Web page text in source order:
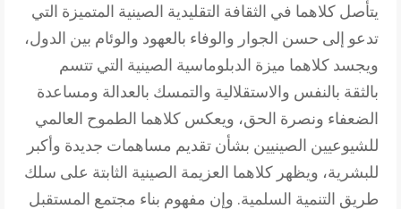
يتأصل كلاهما في الثقافة التقليدية الصينية المتميزة التي
تدعو إلى حسن الجوار والوفاء بالعهود والوئام بين الدول،
ويجسد كلاهما ميزة الدبلوماسية الصينية التي تتسم
بالثقة بالنفس والاستقلالية والتمسك بالعدالة ومساعدة
الضعفاء ونصرة الحق، ويعكس كلاهما الطموح العالمي
للشيوعيين الصينيين بشأن تقديم مساهمات جديدة وأكبر
للبشرية، ويظهر كلاهما العزيمة الصينية الثابتة على سلك
طريق التنمية السلمية. وإن مفهوم بناء مجتمع المستقبل